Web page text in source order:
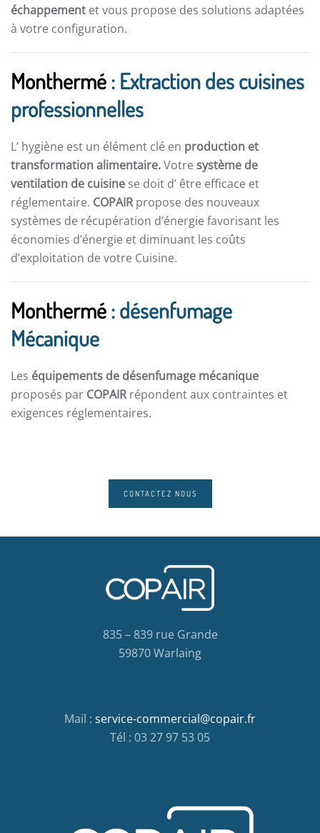
échappement et vous propose des solutions adaptées
à votre configuration.
Monthermé: Extraction des cuisines
professionnelles
L’ hygiène est un élément clé en production et
transformation alimentaire.Votre système de
ventilation de cuisine se doit d’ être efficace et
réglementaire. COPAIRpropose des nouveaux
systèmes de récupération d’énergie favorisant les
économies d’énergie et diminuant les coûts
d’exploitation de votre Cuisine.
Monthermé: désenfumage
Mécanique
Les équipements de désenfumage mécanique
proposés par COPAIRrépondent aux contraintes et
exigences réglementaires.
CONTACTEZ NOUS
835 – 839 rue Grande
59870 Warlaing
Mail : service-commercial@copair.fr
Tél : 03 27 97 53 05